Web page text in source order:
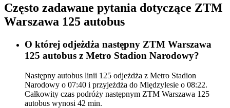
Często zadawane pytania dotyczące ZTM
Warszawa 125 autobus
O której odjeżdża następny ZTM Warszawa
125 autobus z Metro Stadion Narodowy?
Następny autobus linii 125 odjeżdża z Metro Stadion
Narodowy o 07:40 i przyjeżdża do Międzylesie o 08:22.
Całkowity czas podróży następnym ZTM Warszawa 125
autobus wynosi 42 min.